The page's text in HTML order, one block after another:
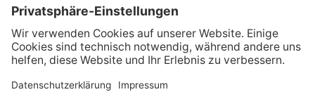
Lernen mit Viona
Alle Partner
Partner werden